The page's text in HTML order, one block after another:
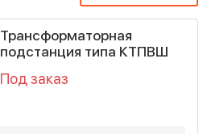
Трансформаторная
подстанция типа КТПВШ
Под заказ